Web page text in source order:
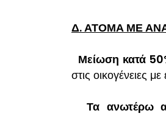
Δ. ΑΤΟΜΑ ΜΕ
Μείωση κατά
στις οικογένειες
Τα ανωτέρω